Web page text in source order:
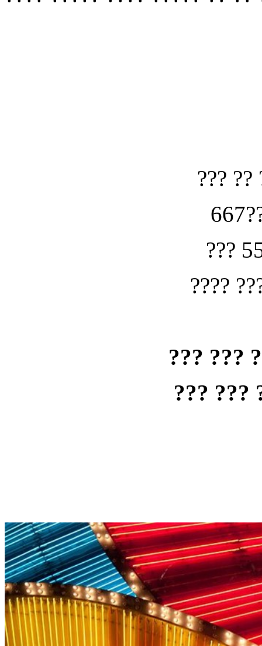
??? ??
???
????
??? ???
??? ???